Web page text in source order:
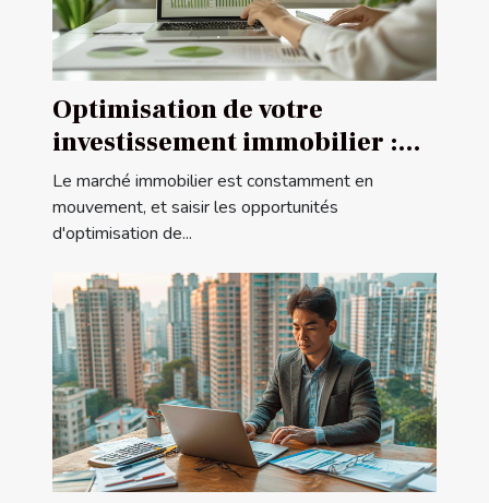
Optimisation de votre
investissement immobilier :
méthodes éprouvées
Le marché immobilier est constamment en
mouvement, et saisir les opportunités
d'optimisation de...